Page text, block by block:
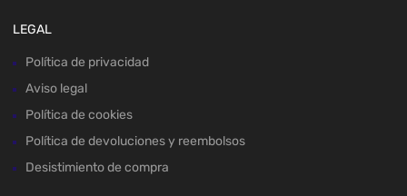
LEGAL
Política de privacidad
Aviso legal
Política de cookies
Política de devoluciones y reembolsos
Desistimiento de compra